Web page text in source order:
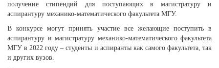
получение стипендий для поступающих в магистратуру и
аспирантуру механико-математического факультета МГУ.
В конкурсе могут принять участие все желающие поступить в
аспирантуру и магистратуру механико-математического факультета
МГУ в 2022 году – студенты и аспиранты как самого факультета, так
и других вузов.